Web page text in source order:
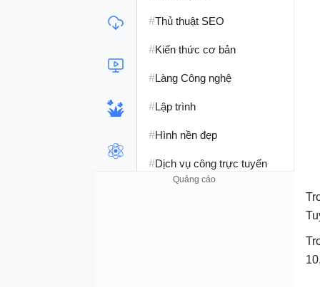
#Thủ thuật SEO
#Kiến thức cơ bản
#Làng Công nghệ
#Lập trình
#Hình nền đẹp
#Dịch vụ công trực tuyến